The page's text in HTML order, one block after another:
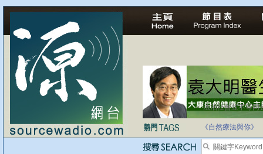
法治社會並不等同
自家教育合法化-
《自然療法與你》